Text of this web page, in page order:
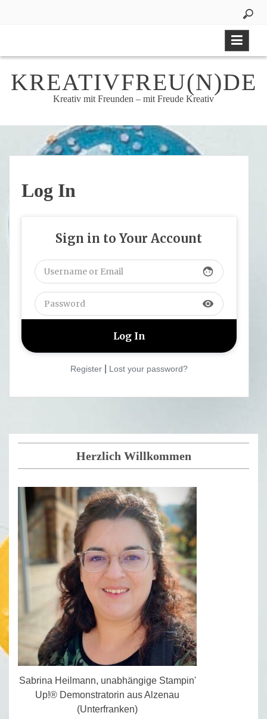
KREATIVFREU(N)DE
Kreativ mit Freunden – mit Freude Kreativ
Log In
Sign in to Your Account
face
visibility
Register Lost your password?
Herzlich Willkommen
Sabrina Heilmann, unabhängige Stampin'
Up!® Demonstratorin aus Alzenau
(Unterfranken)